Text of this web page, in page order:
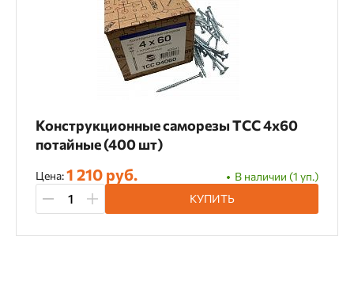
Конструкционные саморезы TCC 4х60
потайные (400 шт)
Цена:1 210 руб.
В наличии (1 уп.)
КУПИТЬ